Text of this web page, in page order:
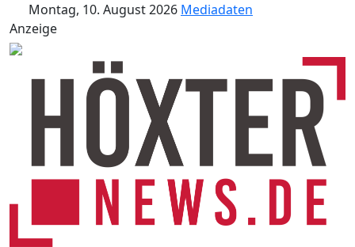
Montag, 10. August 2026 Mediadaten
Anzeige